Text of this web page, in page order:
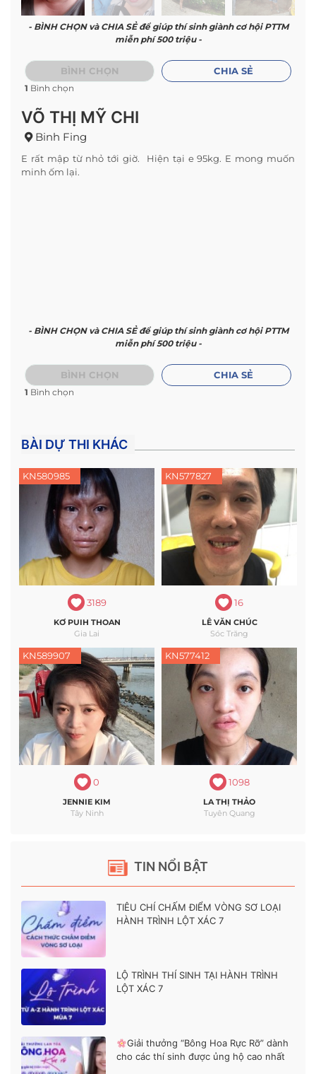
TIN NỔI BẬT
TIÊU CHÍ CHẤM ĐIỂM VÒNG SƠ LOẠI
HÀNH TRÌNH LỘT XÁC 7
LỘ TRÌNH THÍ SINH TẠI HÀNH TRÌNH
LỘT XÁC 7
Giải thưởng “Bông Hoa Rực Rỡ” dành
cho các thí sinh được ủng hộ cao nhất
- BÌNH CHỌN và CHIA SẺ để giúp thí sinh giành cơ hội PTTM
miễn phí 500 triệu -
BÌNH CHỌN
1 Bình chọn
CHIA SẺ
VÕ THỊ MỸ CHI
Binh Fing
E rất mập từ nhỏ tới giờ. Hiện tại e 95kg. E mong muốn
minh ốm lại.
- BÌNH CHỌN và CHIA SẺ để giúp thí sinh giành cơ hội PTTM
miễn phí 500 triệu -
BÌNH CHỌN
1 Bình chọn
CHIA SẺ
BÀI DỰ THI KHÁC
KN580985
3189
KƠ PUIH THOAN
Gia Lai
KN577827
16
LÊ VĂN CHÚC
Sóc Trăng
KN589907
0
JENNIE KIM
Tây Ninh
KN577412
1098
LA THỊ THẢO
Tuyên Quang